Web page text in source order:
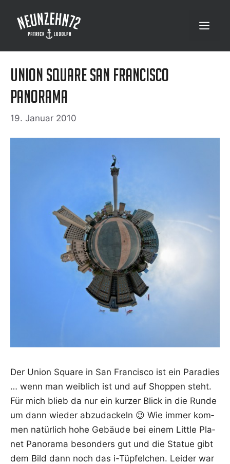
Inhalt
springen
Menü
Union Square San Francisco
Panorama
19. Januar 2010
Der Uni­on Squa­re in San Fran­cis­co ist ein Para­dies
… wenn man weib­lich ist und auf Shop­pen steht.
Für mich blieb da nur ein kur­zer Blick in die Run­de
um dann wie­der abzu­da­ckeln 😉 Wie immer kom­
men natür­lich hohe Gebäu­de bei einem Litt­le Pla­
net Pan­ora­ma beson­ders gut und die Sta­tue gibt
dem Bild dann noch das i-Tüp­fel­chen. Lei­der war